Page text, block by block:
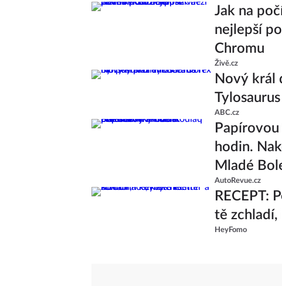
Jak na
nejlepší
Chromu
Živě.cz
Nový král
ABC.cz
hodin.
Mladé
AutoRevue.cz
RECEPT:
tě zchladí,
HeyFomo